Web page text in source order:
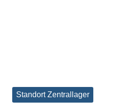
Standort Zentrallager